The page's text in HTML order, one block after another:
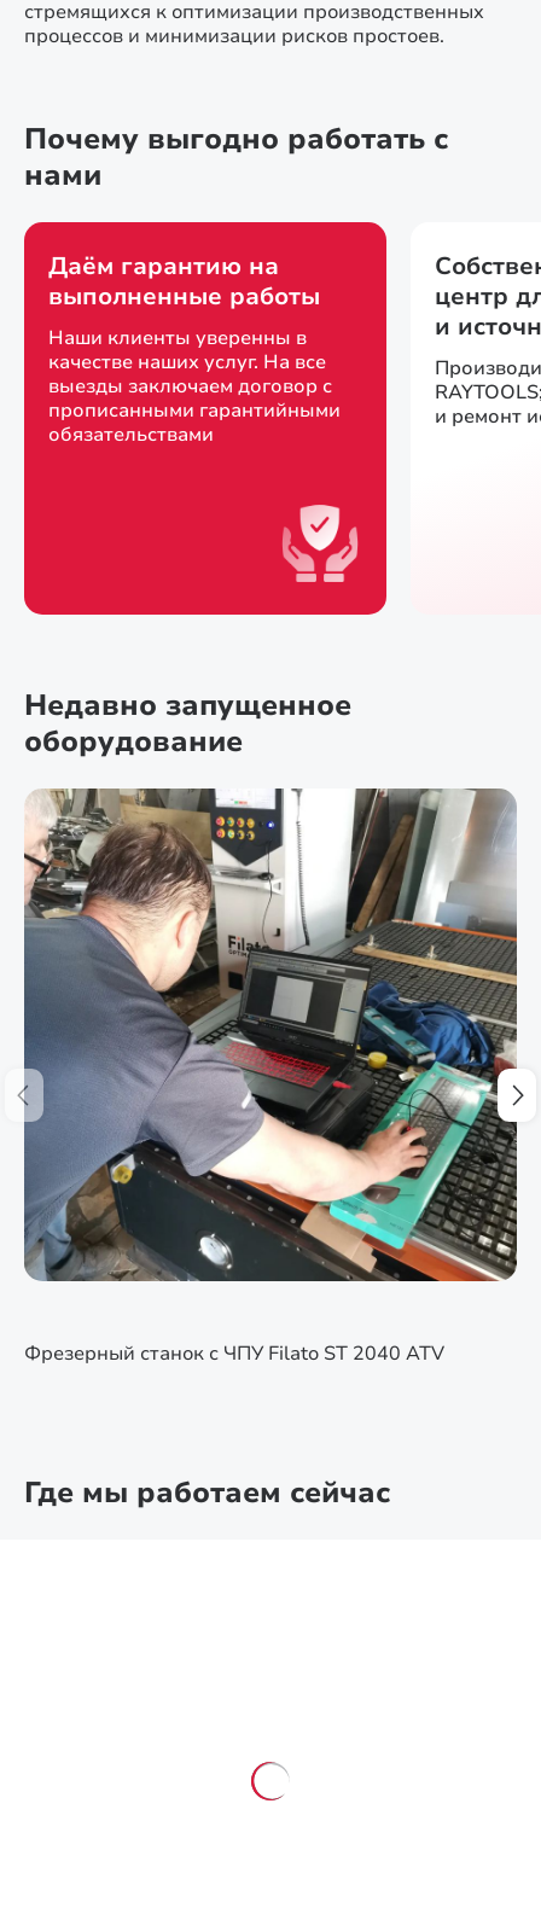
стремящихся к оптимизации производственных
процессов и минимизации рисков простоев.
Почему выгодно работать с
нами
Даём гарантию на
выполненные работы
Наши клиенты уверенны в
качестве наших услуг. На все
выезды заключаем договор с
прописанными гарантийными
обязательствами
центр
и
и ремонт
Недавно запущенное
оборудование
Фрезерный станок с ЧПУ Filato ST 2040 ATV
Где мы работаем сейчас